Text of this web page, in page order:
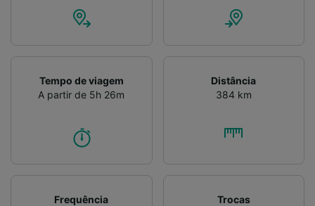
Tempo de viagem
A partir de 5h 26m
Distância
384 km
Frequência
Trocas
Verificar ativamente as características do
dispositivo para identificação. Armazenar e/ou
de público e desenvolvimento de serviços..